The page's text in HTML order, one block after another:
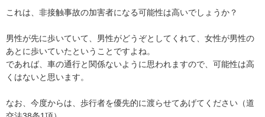
これは、非接触事故の加害者になる可能性は高いでしょうか？
男性が先に歩いていて、男性がどうぞとしてくれて、女性が男性の
あとに歩いていたということですよね。
であれば、車の通行と関係ないように思われますので、可能性は高
くはないと思います。
なお、今度からは、歩行者を優先的に渡らせてあげてください（道